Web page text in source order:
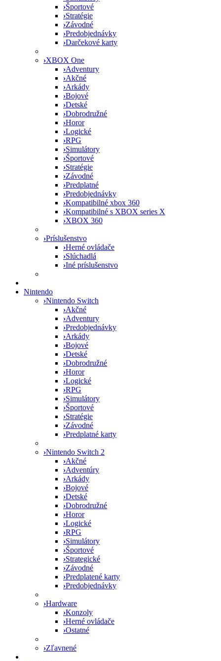
›Športové
›Stratégie
›Závodné
›Predobjednávky
›Darčekové karty
›XBOX One
›Adventury
›Akčné
›Arkády
›Bojové
›Detské
›Dobrodružné
›Horor
›Logické
›RPG
›Simulátory
›Športové
›Stratégie
›Závodné
›Predplatné
›Predobjednávky
›Kompatibilné xbox 360
›Kompatibilné s XBOX series X
›XBOX 360
›Príslušenstvo
›Herné ovládače
›Slúchadlá
›Iné príslušenstvo
Nintendo
›Nintendo Switch
›Akčné
›Adventury
›Predobjednávky
›Arkády
›Bojové
›Detské
›Dobrodružné
›Horor
›Logické
›RPG
›Simulátory
›Športové
›Stratégie
›Závodné
›Predplatné karty
›Nintendo Switch 2
›Akčné
›Adventúry
›Arkády
›Bojové
›Detské
›Dobrodružné
›Horor
›Logické
›RPG
›Simulátory
›Športové
›Strategické
›Závodné
›Predplatené karty
›Predobjednávky
›Hardware
›Konzoly
›Herné ovládače
›Ostatné
›Zľavnené